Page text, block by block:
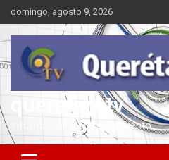
Saltar
al
contenido
domingo, agosto 9, 2026
queretarotv
Información y entretenimiento